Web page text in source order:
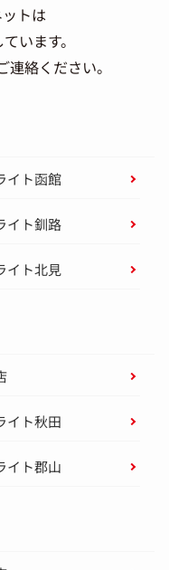
トは
います。
絡ください。
イト函館
イト釧路
イト北見
イト秋田
イト郡山